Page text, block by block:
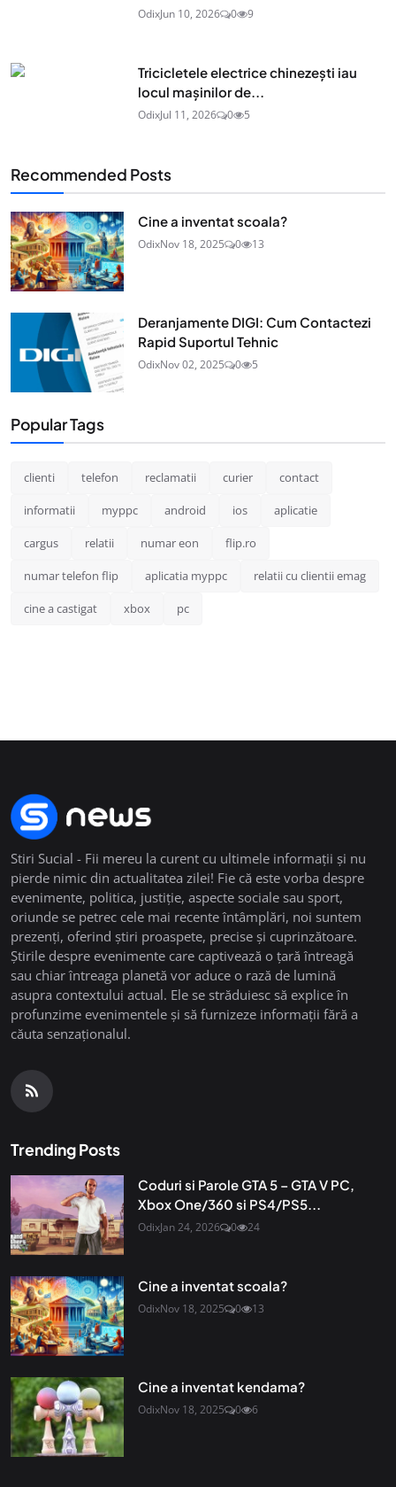
OdixJun 10, 2026 0 9
Tricicletele electrice chinezești iau
locul mașinilor de...
OdixJul 11, 2026 0 5
Recommended Posts
Cine a inventat scoala?
OdixNov 18, 2025 0 13
Deranjamente DIGI: Cum Contactezi
Rapid Suportul Tehnic
OdixNov 02, 2025 0 5
Popular Tags
clienti telefon reclamatii curier contact
informatii myppc android ios aplicatie
cargus relatii numar eon flip.ro
numar telefon flip aplicatia myppc relatii cu clientii emag
cine a castigat xbox pc
Stiri Sucial - Fii mereu la curent cu ultimele informații și nu
pierde nimic din actualitatea zilei! Fie că este vorba despre
evenimente, politica, justiție, aspecte sociale sau sport,
oriunde se petrec cele mai recente întâmplări, noi suntem
prezenți, oferind știri proaspete, precise și cuprinzătoare.
Știrile despre evenimente care captivează o țară întreagă
sau chiar întreaga planetă vor aduce o rază de lumină
asupra contextului actual. Ele se străduiesc să explice în
profunzime evenimentele și să furnizeze informații fără a
căuta senzaționalul.
Trending Posts
Coduri si Parole GTA 5 – GTA V PC,
Xbox One/360 si PS4/PS5...
OdixJan 24, 2026 0 24
Cine a inventat scoala?
OdixNov 18, 2025 0 13
Cine a inventat kendama?
OdixNov 18, 2025 0 6